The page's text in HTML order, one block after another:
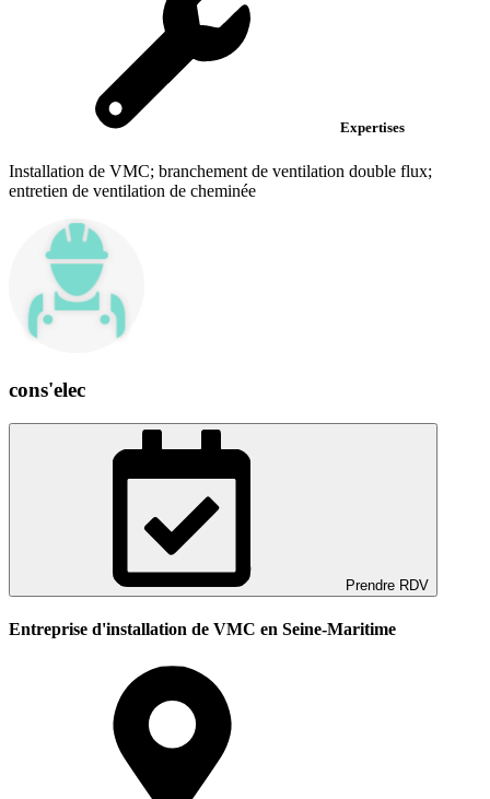
Expertises
Installation de VMC; branchement de ventilation double flux;
entretien de ventilation de cheminée
cons'elec
Prendre RDV
Entreprise d'installation de VMC en Seine-Maritime